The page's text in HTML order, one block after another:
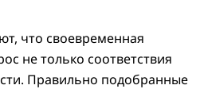
что своевременная
не только соответствия
Правильно подобранные